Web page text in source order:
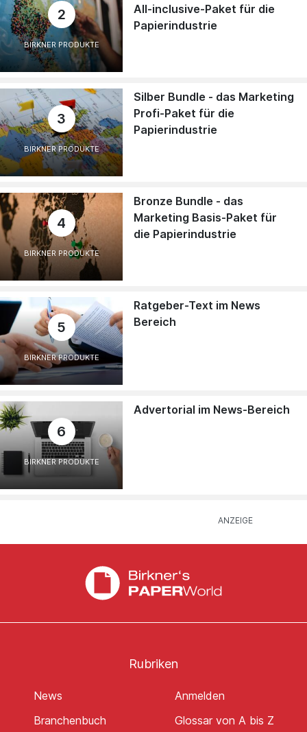
2
BIRKNER PRODUKTE
All-inclusive-Paket für die
Papierindustrie
3
BIRKNER PRODUKTE
Silber Bundle - das Marketing
Profi-Paket für die
Papierindustrie
4
BIRKNER PRODUKTE
Bronze Bundle - das
Marketing Basis-Paket für
die Papierindustrie
5
BIRKNER PRODUKTE
Ratgeber-Text im News
Bereich
6
BIRKNER PRODUKTE
Advertorial im News-Bereich
Rubriken
News
Branchenbuch
Anmelden
Glossar von A bis Z